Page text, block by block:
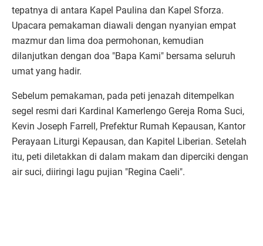
tepatnya di antara Kapel Paulina dan Kapel Sforza.
Upacara pemakaman diawali dengan nyanyian empat
mazmur dan lima doa permohonan, kemudian
dilanjutkan dengan doa "Bapa Kami" bersama seluruh
umat yang hadir.
Sebelum pemakaman, pada peti jenazah ditempelkan
segel resmi dari Kardinal Kamerlengo Gereja Roma Suci,
Kevin Joseph Farrell, Prefektur Rumah Kepausan, Kantor
Perayaan Liturgi Kepausan, dan Kapitel Liberian. Setelah
itu, peti diletakkan di dalam makam dan diperciki dengan
air suci, diiringi lagu pujian "Regina Caeli".